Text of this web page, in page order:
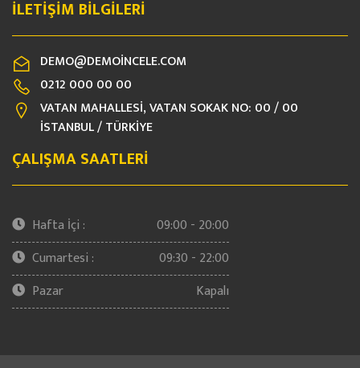
İLETIŞIM BILGILERI
DEMO@DEMOINCELE.COM
0212 000 00 00
VATAN MAHALLESI, VATAN SOKAK NO: 00 / 00
İSTANBUL / TÜRKİYE
ÇALIŞMA SAATLERI
Hafta İçi :
09:00 - 20:00
Cumartesi :
09:30 - 22:00
Pazar
Kapalı